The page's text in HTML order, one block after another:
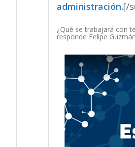
administración.[/
¿Qué se trabajará con
responde Felipe